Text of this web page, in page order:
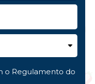
o Regulamento do